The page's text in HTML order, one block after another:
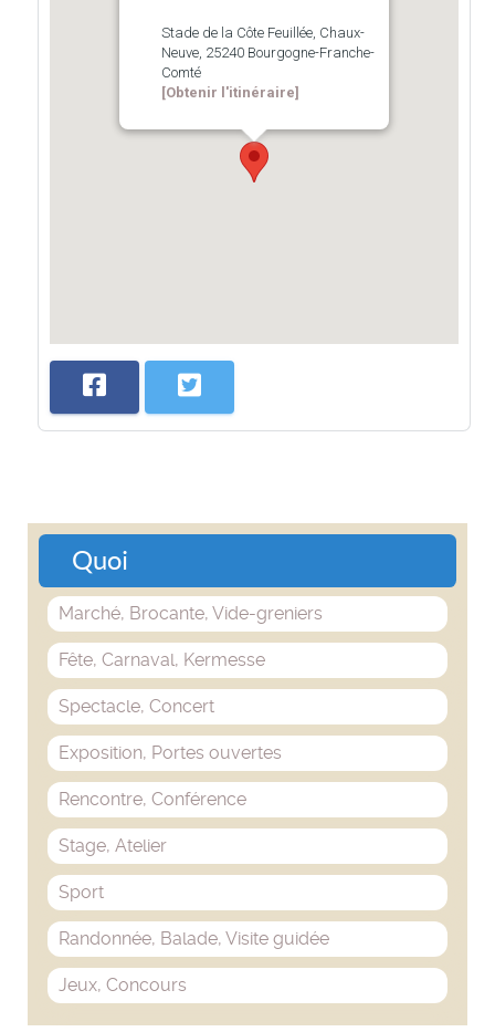
Stade de la Côte Feuillée, Chaux-
Neuve, 25240 Bourgogne-Franche-
Comté
[Obtenir l'itinéraire]
Quoi
Marché, Brocante, Vide-greniers
Fête, Carnaval, Kermesse
Spectacle, Concert
Exposition, Portes ouvertes
Rencontre, Conférence
Stage, Atelier
Sport
Randonnée, Balade, Visite guidée
Jeux, Concours